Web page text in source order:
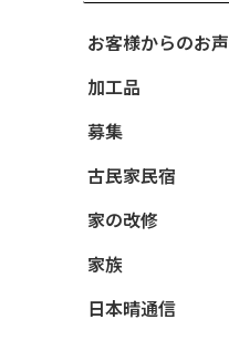
お客様からのお声
加工品
募集
古民家民宿
家の改修
家族
日本晴通信